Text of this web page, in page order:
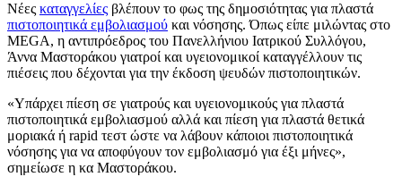
Νέες καταγγελίες βλέπουν το φως της δημοσιότητας για πλαστά
πιστοποιητικά εμβολιασμού και νόσησης. Όπως είπε μιλώντας στο
MEGA, η αντιπρόεδρος του Πανελλήνιου Ιατρικού Συλλόγου,
Άννα Μαστοράκου γιατροί και υγειονομικοί καταγγέλλουν τις
πιέσεις που δέχονται για την έκδοση ψευδών πιστοποιητικών.
«Υπάρχει πίεση σε γιατρούς και υγειονομικούς για πλαστά
πιστοποιητικά εμβολιασμού αλλά και πίεση για πλαστά θετικά
μοριακά ή rapid τεστ ώστε να λάβουν κάποιοι πιστοποιητικά
νόσησης για να αποφύγουν τον εμβολιασμό για έξι μήνες»,
σημείωσε η κα Μαστοράκου.